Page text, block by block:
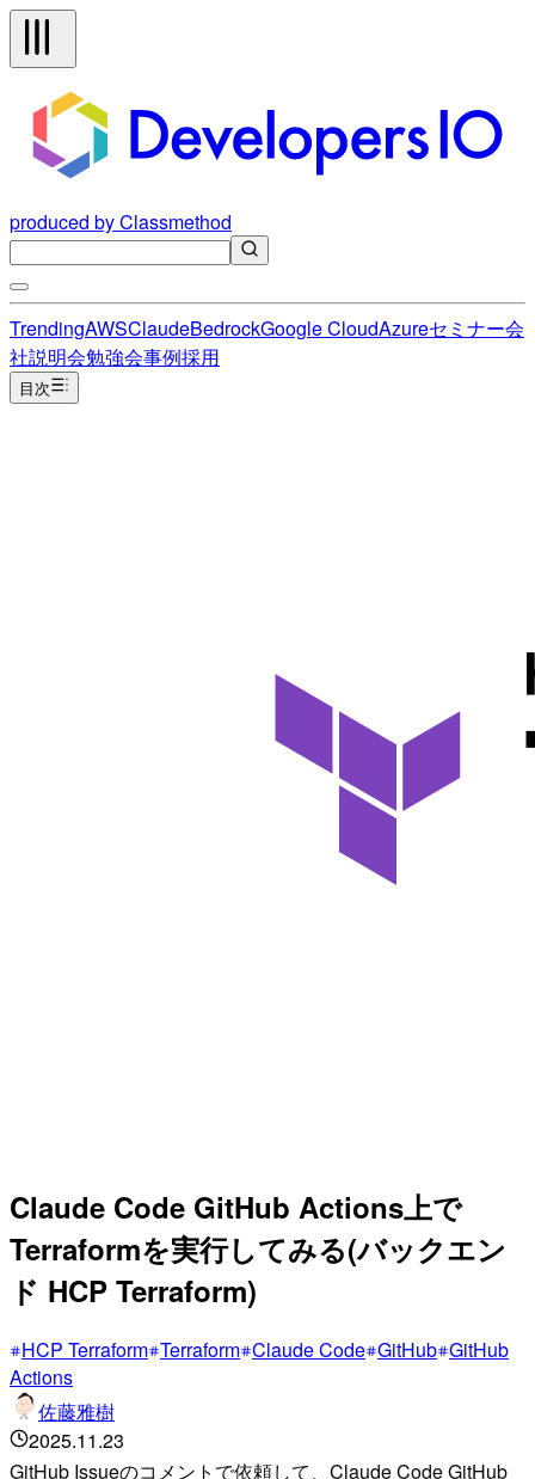
produced by Classmethod
TrendingAWSClaudeBedrockGoogle CloudAzureセミナー会
社説明会勉強会事例採用
目次
Claude Code GitHub Actions上で
Terraformを実行してみる(バックエン
ド HCP Terraform)
HCP Terraform Terraform Claude Code GitHub GitHub
Actions
佐藤雅樹
2025.11.23
GitHub Issueのコメントで依頼して、Claude Code GitHub